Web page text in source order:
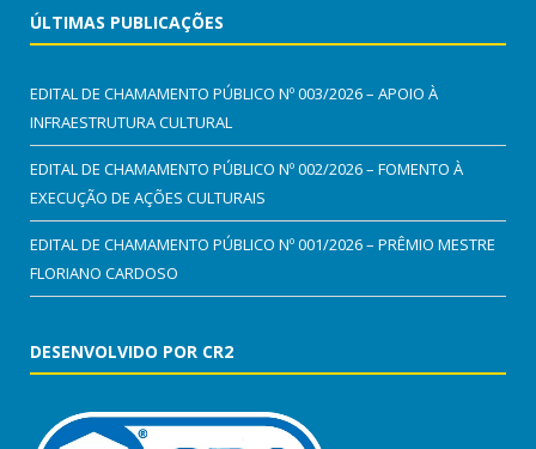
ÚLTIMAS PUBLICAÇÕES
EDITAL DE CHAMAMENTO PÚBLICO Nº 003/2026 – APOIO À
INFRAESTRUTURA CULTURAL
EDITAL DE CHAMAMENTO PÚBLICO Nº 002/2026 – FOMENTO À
EXECUÇÃO DE AÇÕES CULTURAIS
EDITAL DE CHAMAMENTO PÚBLICO Nº 001/2026 – PRÊMIO MESTRE
FLORIANO CARDOSO
DESENVOLVIDO POR CR2